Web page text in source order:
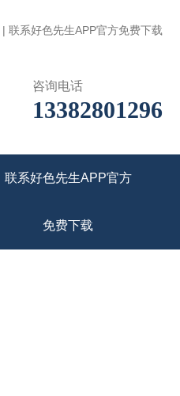
| 联系好色先生APP官方免费下载
咨询电话
13382801296
联系好色先生APP官方
免费下载